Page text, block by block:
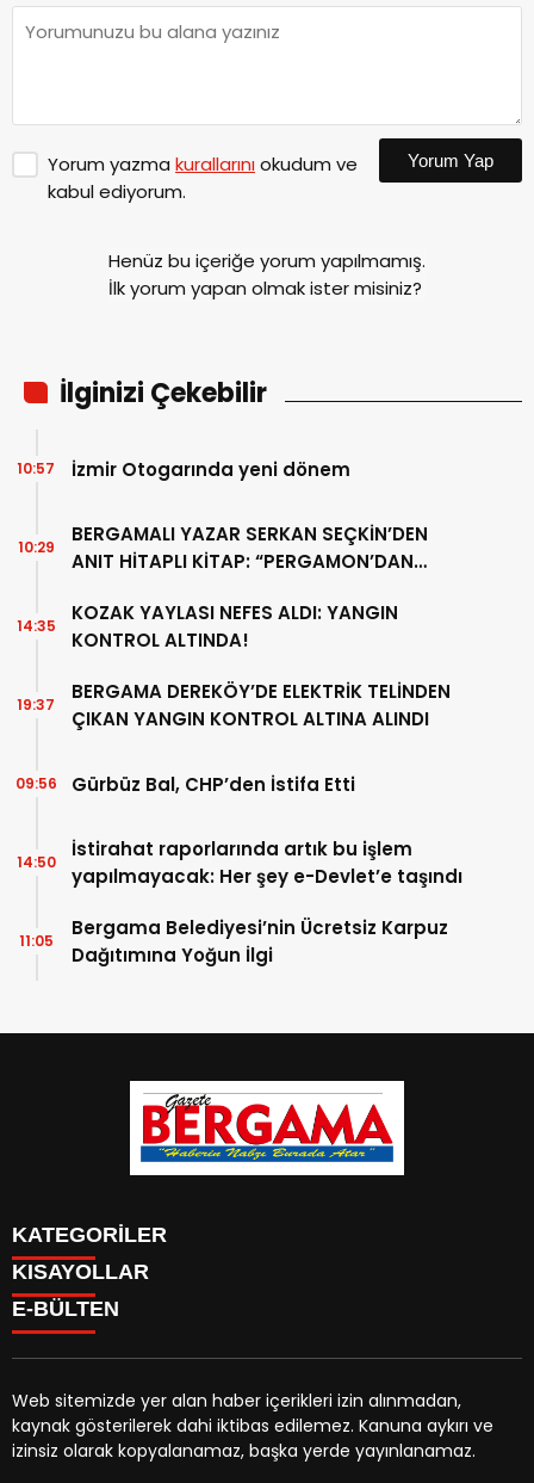
Yorum yazma kurallarınıokudum ve
kabul ediyorum.
Yorum Yap
Henüz bu içeriğe yorum yapılmamış.
İlk yorum yapan olmak ister misiniz?
İlginizi Çekebilir
İzmir Otogarında yeni dönem
10:57
BERGAMALI YAZAR SERKAN SEÇKİN’DEN
ANIT HİTAPLI KİTAP: “PERGAMON’DAN
10:29
KOZAK YAYLASI NEFES ALDI: YANGIN
KONTROL ALTINDA!
14:35
BERGAMA DEREKÖY’DE ELEKTRİK TELİNDEN
ÇIKAN YANGIN KONTROL ALTINA ALINDI
19:37
Gürbüz Bal, CHP’den İstifa Etti
09:56
İstirahat raporlarında artık bu işlem
yapılmayacak: Her şey e-Devlet’e taşındı
14:50
Bergama Belediyesi’nin Ücretsiz Karpuz
Dağıtımına Yoğun İlgi
11:05
KATEGORİLER
CANLI YAYIN
BURÇLAR
CANLI SONUÇLAR
HAVA DURUMU
CANLI TV
KISAYOLLAR
Menü seçimi yapın. WP-ADMIN → Görünüm → Menüler
sayfasından menü eşleştirmesi yapınız.
E-BÜLTEN
gazetebergama.com.tre-bültenine abone olarak,
tarafınıza haber, duyuru ve kampanya içerikli e-postaların
Web sitemizde yer alan haber içerikleri izin alınmadan,
kaynak gösterilerek dahi iktibas edilemez. Kanuna aykırı ve
izinsiz olarak kopyalanamaz, başka yerde yayınlanamaz.